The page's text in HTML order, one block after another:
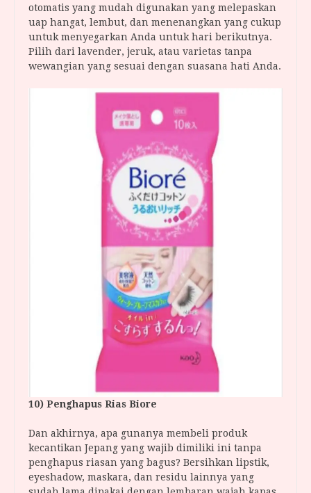
otomatis yang mudah digunakan yang melepaskan
uap hangat, lembut, dan menenangkan yang cukup
untuk menyegarkan Anda untuk hari berikutnya.
Pilih dari lavender, jeruk, atau varietas tanpa
wewangian yang sesuai dengan suasana hati Anda.
10) Penghapus Rias Biore
Dan akhirnya, apa gunanya membeli produk
kecantikan Jepang yang wajib dimiliki ini tanpa
penghapus riasan yang bagus? Bersihkan lipstik,
eyeshadow, maskara, dan residu lainnya yang